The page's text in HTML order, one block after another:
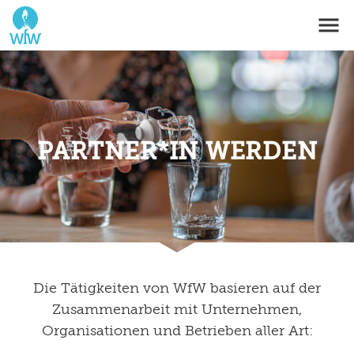
PARTNER*IN WERDEN
Die Tätigkeiten von WfW basieren auf der
Zusammenarbeit mit Unternehmen,
Organisationen und Betrieben aller Art: